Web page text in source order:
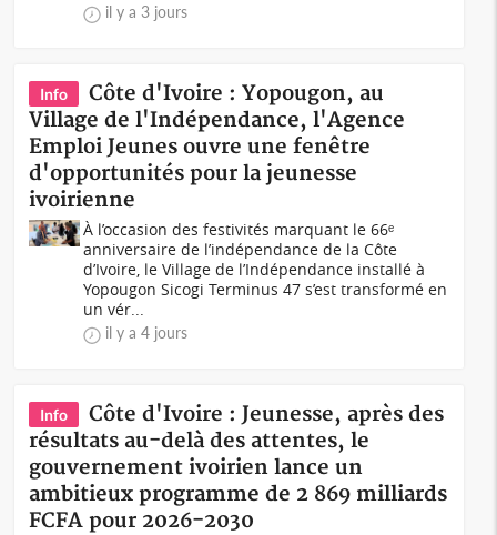
il y a 3 jours
Info
Côte d'Ivoire : Yopougon, au
Village de l'Indépendance, l'Agence
Emploi Jeunes ouvre une fenêtre
d'opportunités pour la jeunesse
ivoirienne
À l’occasion des festivités marquant le 66ᵉ
anniversaire de l’indépendance de la Côte
d’Ivoire, le Village de l’Indépendance installé à
Yopougon Sicogi Terminus 47 s’est transformé en
un vér...
il y a 4 jours
Info
Côte d'Ivoire : Jeunesse, après des
résultats au-delà des attentes, le
gouvernement ivoirien lance un
ambitieux programme de 2 869 milliards
FCFA pour 2026-2030